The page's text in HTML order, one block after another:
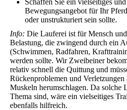
Bewegungsangebot für Ihr
oder unstrukturiert sein sollte.
Info: Die Lauferei ist für Mensch
Belastung, die zwingend durch ein
(Schwimmen, Radfahren,
werden sollte. Wir Zweibeiner
relativ schnell die Quittung und
Rückenproblemen und
Muskeln herumschlagen. Da solche
Thema sind, wäre ein vielseitiges
ebenfalls hilfreich.